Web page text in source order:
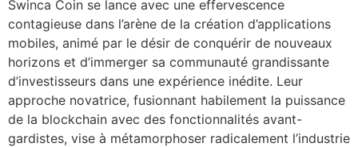
Swinca Coin se lance avec une effervescence
contagieuse dans l’arène de la création d’applications
mobiles, animé par le désir de conquérir de nouveaux
horizons et d’immerger sa communauté grandissante
d’investisseurs dans une expérience inédite. Leur
approche novatrice, fusionnant habilement la puissance
de la blockchain avec des fonctionnalités avant-
gardistes, vise à métamorphoser radicalement l’industrie